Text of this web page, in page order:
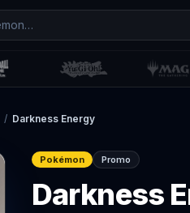
/ Darkness Energy
Pokémon Promo
Darkness